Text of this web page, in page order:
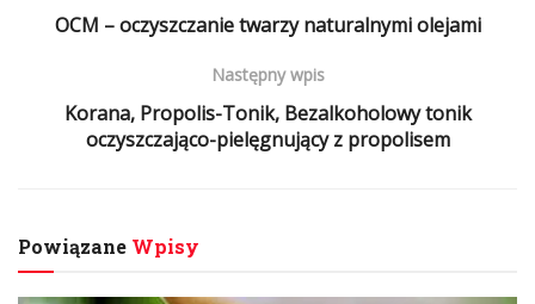
OCM – oczyszczanie twarzy naturalnymi olejami
Następny wpis
Korana, Propolis-Tonik, Bezalkoholowy tonik
oczyszczająco-pielęgnujący z propolisem
Powiązane Wpisy